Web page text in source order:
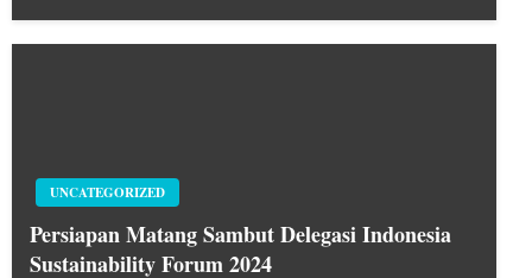
UNCATEGORIZED
Persiapan Matang Sambut Delegasi Indonesia
Sustainability Forum 2024